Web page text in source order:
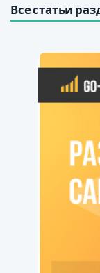
Все статьи